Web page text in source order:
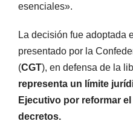
esenciales».
La decisión fue adoptada
presentado por la
(CGT), en defensa de la
representa un límite
Ejecutivo por reformar
decretos.